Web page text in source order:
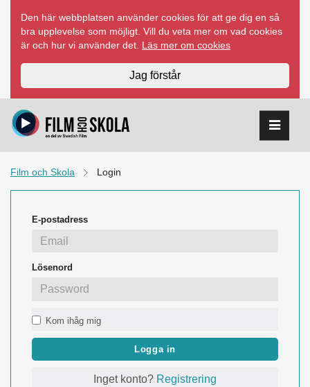
innehåll
Den här webbplatsen använder cookies för att ge dig en så
bra upplevelse som möjligt. Vill du veta mer om vad cookies
är och hur vi använder det. Läs mer om cookies
Jag förstår
Film och Skola Login
E-postadress
Lösenord
Kom ihåg mig
Logga in
Inget konto? Registrering